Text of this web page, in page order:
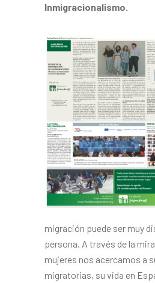
Inmigracionalismo.
migración puede ser muy
perso­na. A través de la
mujeres nos acercamos a
migratorias, su vida en